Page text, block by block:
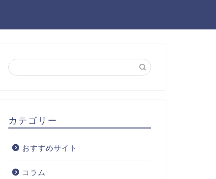
カテゴリー
おすすめサイト
コラム